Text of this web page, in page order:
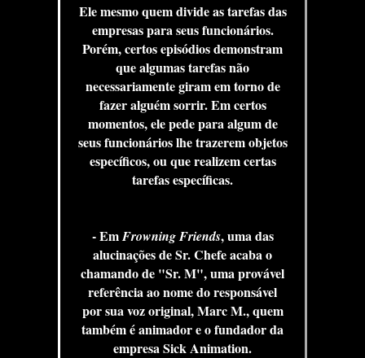
Ele mesmo quem divide as tarefas das
empresas para seus funcionários.
Porém, certos episódios demonstram
que algumas tarefas não
necessariamente giram em torno de
fazer alguém sorrir. Em certos
momentos, ele pede para algum de
seus funcionários lhe trazerem objetos
específicos, ou que realizem certas
tarefas específicas.
- EmFrowning Friends, uma das
alucinações de Sr. Chefe acaba o
chamando de "Sr. M", uma provável
referência ao nome do responsável
por sua voz original, Marc M., quem
também é animador e o fundador da
empresa Sick Animation.